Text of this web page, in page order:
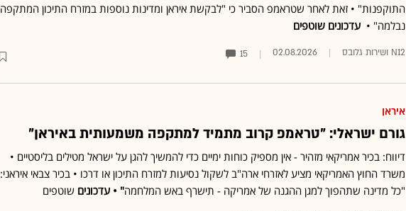
התוקפנות" • זאת לאחר שטראמפ הסביר כי "לבקשת איראן ומדינות נוספות במזרח התיכון המתקפה
נבלמה" • עדכונים שוטפים
N12 ושירות גלובס 02.08.2026
15
איראן
גורם ישראלי: "טראמפ קרוב מתמיד למתקפה משמעותית באיראן"
דיווח: בכיר אמריקאי מזהיר - אין מספיק כוחות ימיים כדי להמשיך להגן על ישראל מטילים בליסטיים •
משרד החוץ האמריקאי מציע לאזרחי ארה"ב לשקול נסיעות למזרח התיכון או דרכו • בכיר צבאי איראני:
"כל מדינה שתהפוך למגן ההגנה של אמריקה - תישרף באש המלחמה" • עדכונים שוטפים